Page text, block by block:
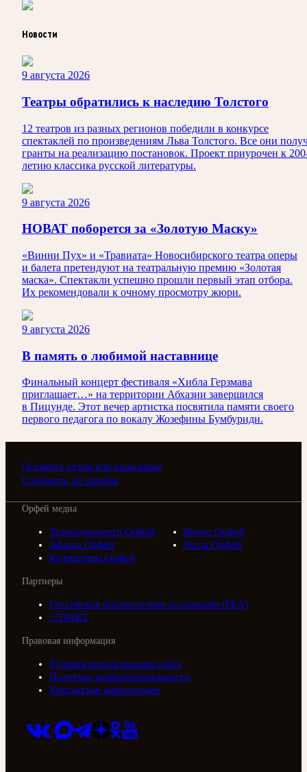
Новости
9 августа 2026
Театры обратились к наследию Толстого
12 театров из разных регионов победили в конкурсе
спектаклей по произведениям Льва Толстого. Все они
гранты на реализацию постановок. Проект приурочен к
летию классика русской литературы.
9 августа 2026
НОВАТ поборется за «Золотую Маску»
«Винни Пух» и «Травиата» Новосибирского театра оперы
и балета претендуют на театральную премию «Золотая
маска». Спектакли успешно прошли первый этап отбора.
Их рекомендовали к очному просмотру жюри.
9 августа 2026
В память о любимой наставнице
Финальный концерт фестиваля «Хибла Герзмава
приглашает…» на территории Абхазии завершился
в Пицунде. Этот вечер артистка посвятила памяти своего
первого педагога по вокалу Жозефины Бумбуриди.
Оставить отзыв или пожелание
Сообщить об ошибке
Орфей медиа
Телерадиоцентр Орфей
Видео Орфей
Афиша Орфей
Ноты Орфей
Коллективы Орфей
Партнеры
Российская библиотечная ассоциация (РБА)
///ТРАКТ
Правовая информация
Условия использования сайта
Политика конфиденциальности
Контактная информация